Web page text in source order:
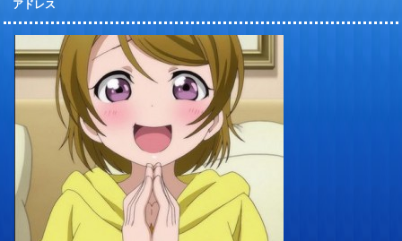
アドレス